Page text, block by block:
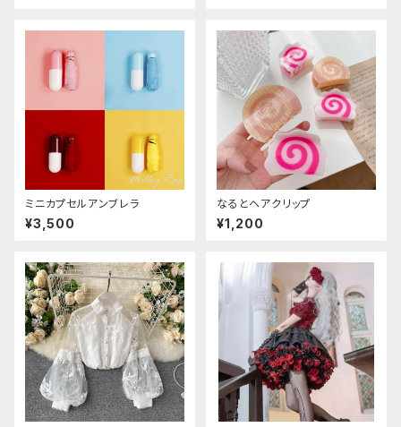
ミニカプセルアンブレラ
¥3,500
なるとヘアクリップ
¥1,200